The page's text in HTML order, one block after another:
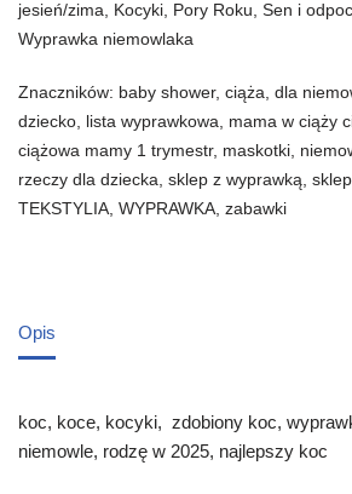
jesień/zima, Kocyki, Pory Roku, Sen i
Wyprawka niemowlaka
Znaczników: baby shower, ciąża, dla
dziecko, lista wyprawkowa, mama w ciąży
ciążowa mamy 1 trymestr, maskotki,
rzeczy dla dziecka, sklep z wyprawką,
TEKSTYLIA, WYPRAWKA, zabawki
Opis
koc, koce, kocyki, zdobiony koc,
niemowle, rodzę w 2025, najlepszy koc